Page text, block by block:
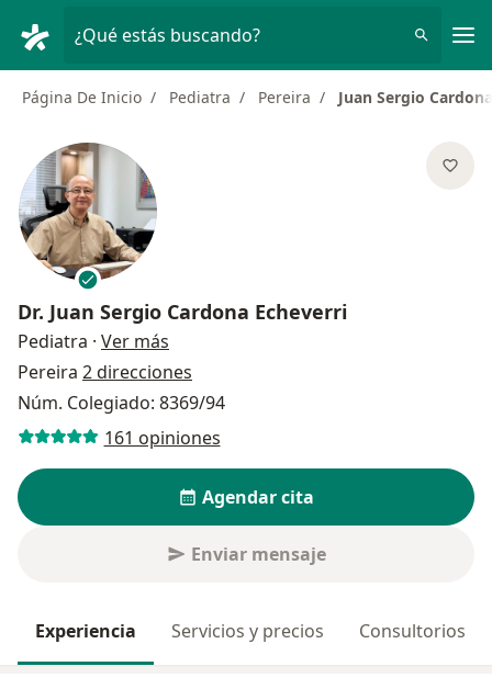
¿Qué estás buscando?
Página De Inicio Pediatra Pereira Juan Sergio
Dr. Juan Sergio Cardona Echeverri
Pediatra · Ver más
Pereira 2 direcciones
Núm. Colegiado: 8369/94
161 opiniones
Agendar cita
Enviar mensaje
Experiencia Servicios y precios Consultorios